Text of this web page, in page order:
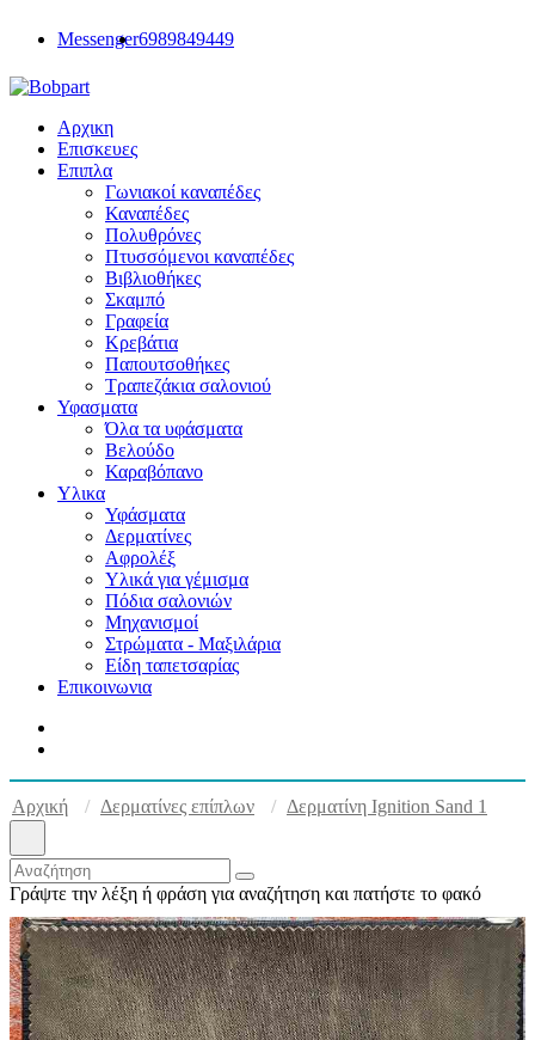
Messenger6989849449
Αρχικη
Επισκευες
Επιπλα
Γωνιακοί καναπέδες
Καναπέδες
Πολυθρόνες
Πτυσσόμενοι καναπέδες
Βιβλιοθήκες
Σκαμπό
Γραφεία
Κρεβάτια
Παπουτσοθήκες
Τραπεζάκια σαλονιού
Υφασματα
Όλα τα υφάσματα
Βελούδο
Καραβόπανο
Υλικα
Υφάσματα
Δερματίνες
Αφρολέξ
Υλικά για γέμισμα
Πόδια σαλονιών
Μηχανισμοί
Στρώματα - Μαξιλάρια
Είδη ταπετσαρίας
Επικοινωνια
Αρχική Δερματίνες επίπλων Δερματίνη Ignition Sand 1
Γράψτε την λέξη ή φράση για αναζήτηση και πατήστε το φακό